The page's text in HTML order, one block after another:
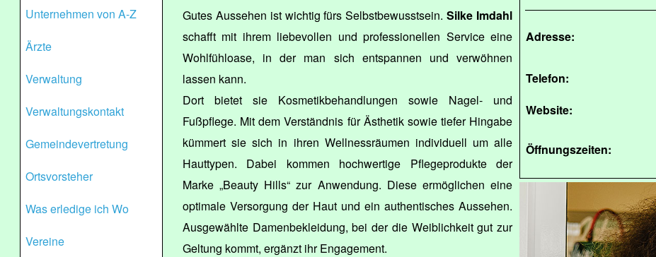
Unternehmen von A-Z
Ärzte
Verwaltung
Verwaltungskontakt
Gemeindevertretung
Ortsvorsteher
Was erledige ich Wo
Vereine
Adresse:
Telefon:
Website:
Öffnungszeiten:
Gutes Aussehen ist wichtig fürs Selbstbewusstsein.Silke Imdahl
schafft mit ihrem liebevollen und professionellen Service eine
Wohlfühloase, in der man sich entspannen und verwöhnen
lassen kann.
Dort bietet sie Kosmetikbehandlungen sowie Nagel- und
Fußpflege. Mit dem Verständnis für Ästhetik sowie tiefer Hingabe
kümmert sie sich in ihren Wellnessräumen individuell um alle
Hauttypen. Dabei kommen hochwertige Pflegeprodukte der
Marke „Beauty Hills“ zur Anwendung. Diese ermöglichen eine
optimale Versorgung der Haut und ein authentisches Aussehen.
Ausgewählte Damenbekleidung, bei der die Weiblichkeit gut zur
Geltung kommt, ergänzt ihr Engagement.